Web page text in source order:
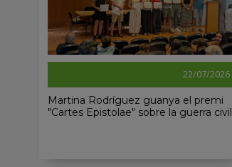
22/07/2026
Martina Rodríguez guanya el premi
"Cartes Epistolae" sobre la guerra civil